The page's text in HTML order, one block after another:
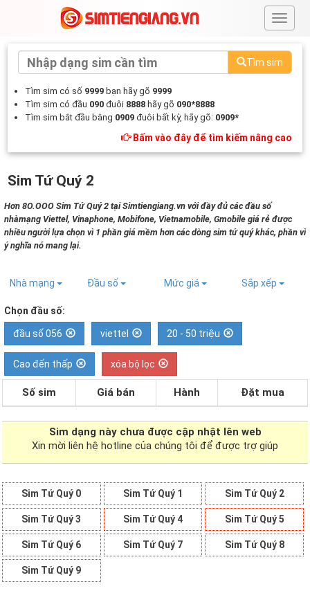
#
Tìm sim
Tìm sim có số 9999 bạn hãy gõ 9999
Tìm sim có đầu 090 đuôi 8888 hãy gõ 090*8888
Tìm sim bắt đầu bằng 0909 đuôi bất kỳ, hãy gõ: 0909*
Bấm vào đây để tìm kiếm nâng cao
Sim Tứ Quý 2
Hơn 8O.OOO Sim Tứ Quý 2 tại Simtiengiang.vn với đầy đủ các đầu số
nhàmạng Viettel, Vinaphone, Mobifone, Vietnamobile, Gmobile giá rẻ được
nhiều người lựa chọn vì 1 phần giá mềm hơn các dòng sim tứ quý khác, phần vì
ý nghĩa nó mang lại.
Nhà mạng Đầu số Mức giá Sắp xếp
Chọn đầu số:
đầu số 056 viettel 20 - 50 triệu
Cao đến thấp xóa bộ lọc
Số sim Giá bán Hành Đặt mua
Sim dạng này chưa được cập nhật lên web
Xin mời liên hệ hotline của chúng tôi để được trợ giúp
Sim Tứ Quý 0 Sim Tứ Quý 1 Sim Tứ Quý 2
Sim Tứ Quý 3 Sim Tứ Quý 4 Sim Tứ Quý 5
Sim Tứ Quý 6 Sim Tứ Quý 7 Sim Tứ Quý 8
Sim Tứ Quý 9